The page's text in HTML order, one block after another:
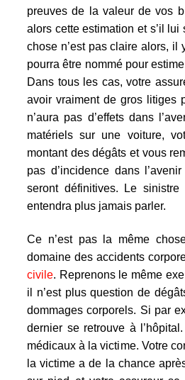
preuves de la valeur de vos
alors cette estimation et s’il
chose n’est pas claire alors, il
pourra être nommé pour
Dans tous les cas, votre
avoir vraiment de gros litiges
n’aura pas d’effets dans
matériels sur une voiture,
montant des dégâts et vous
pas d’incidence dans
seront définitives. Le
entendra plus jamais parler.
Ce n’est pas la même
domaine des accidents
civile. Reprenons le même
il n’est plus question de
dommages corporels. Si par
dernier se retrouve à
médicaux à la victime. Votre
la victime a de la chance